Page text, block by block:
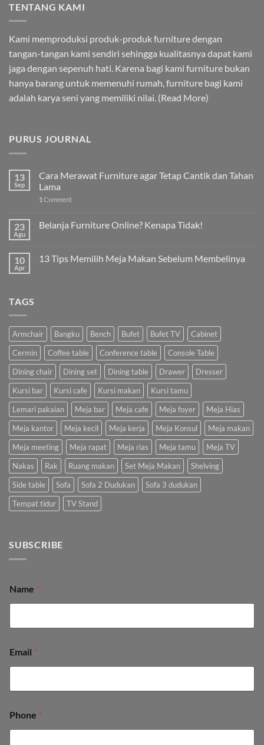
TENTANG KAMI
Kami memproduksi produk-produk furniture dengan
tangan-tangan kami sendiri sehingga kualitasnya dapat kami
jaga dengan sepenuh hati. Karena bagi kami furniture bukan
hanya barang untuk memenuhi rumah, furniture bagi kami
adalah karya seni yang memiliki nilai. (Read More)
PURUS JOURNAL
13
Sep
Cara Merawat Furniture agar Tetap Cantik dan Tahan
Lama
1 Comment
23
Agu
Belanja Furniture Online? Kenapa Tidak!
10
Apr
13 Tips Memilih Meja Makan Sebelum Membelinya
TAGS
Armchair Bangku Bench Bufet Bufet TV
Cabinet
Cermin
Coffee table Conference table
Console Table
Dining chair
Dining set Dining table Drawer
Dresser
Kursi bar
Kursi cafe Kursi makan
Kursi tamu
Lemari pakaian
Meja bar Meja cafe Meja foyer
Meja Hias
Meja kantor
Meja kecil Meja kerja Meja Konsul
Meja makan
Meja meeting
Meja rapat Meja rias Meja tamu
Meja TV
Nakas
Rak Ruang makan Set Meja Makan
Shelving
Side table
Sofa Sofa 2 Dudukan
Sofa 3 dudukan
Tempat tidur
TV Stand
SUBSCRIBE
Name *
Email *
Phone *